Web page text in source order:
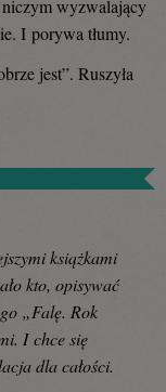
niczym wyzwalający
I porywa tłumy.
jest”. Ruszyła
książkami
kto, opisywać
„Falę. Rok
I chce się
dla całości.